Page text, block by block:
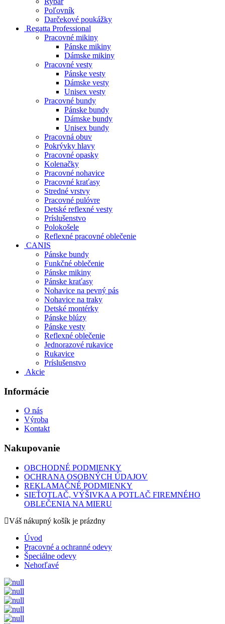
Poľovník
Darčekové poukážky
Regatta Professional
Pracovné mikiny
Pánske mikiny
Dámske mikiny
Pracovné vesty
Pánske vesty
Dámske vesty
Unisex vesty
Pracovné bundy
Pánske bundy
Dámske bundy
Unisex bundy
Pracovná obuv
Pokrývky hlavy
Pracovné opasky
Kolenačky
Pracovné nohavice
Pracovné kraťasy
Stredné vrstvy
Pracovné pulóvre
Detské reflexné vesty
Príslušenstvo
Polokošele
Reflexné pracovné oblečenie
CANIS
Pánske bundy
Funkčné oblečenie
Pánske mikiny
Pánske kraťasy
Nohavice na pevný pás
Nohavice na traky
Detské montérky
Pánske blúzy
Pánske vesty
Reflexné oblečenie
Jednorazové rukavice
Rukavice
Príslušenstvo
Akcie
Informácie
O nás
Výroba
Kontakt
Nakupovanie
OBCHODNÉ PODMIENKY
OCHRANA OSOBNÝCH ÚDAJOV
REKLAMAČNÉ PODMIENKY
SIEŤOTLAČ, VÝŠIVKA A POTLAČ FIREMNÉHO
OBLEČENIA NA MIERU
Váš nákupný košík je prázdny
Úvod
Pracovné a ochranné odevy
Špeciálne odevy
Nehorľavé